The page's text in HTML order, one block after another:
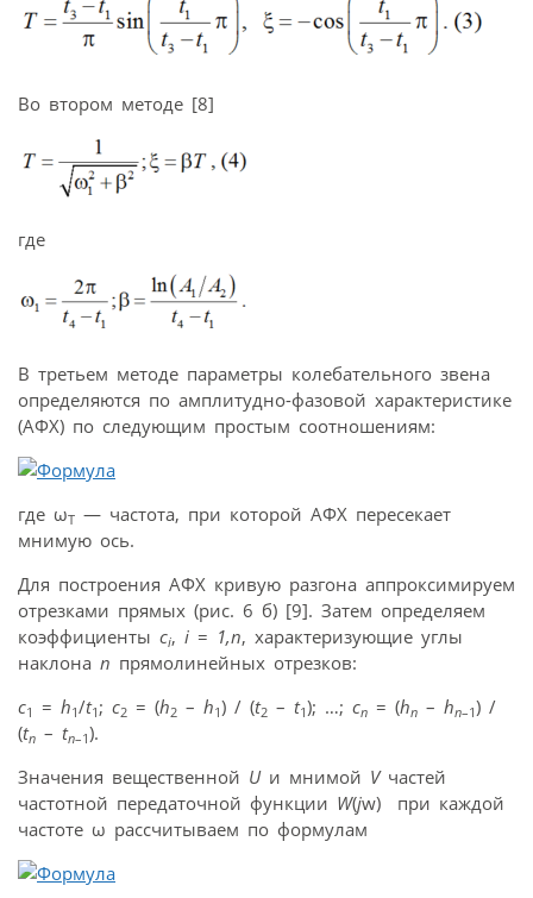
Во втором методе [8]
где
В третьем методе параметры колебательного звена
определяются по амплитудно-фазовой характеристике
(АФХ) по следующим простым соотношениям:
где ωТ — частота, при которой АФХ пересекает
мнимую ось.
Для построения АФХ кривую разгона аппроксимируем
отрезками прямых (рис. 6 б) [9]. Затем определяем
коэффициенты ci, i = 1,n, характеризующие углы
наклона n прямолинейных отрезков:
c1 = h1/t1 ; c2 = (h2 – h1) / (t2 – t1); …; cn = (hn – hn–1) /
(tn – tn–1).
Значения вещественной Uи мнимой Vчастей
частотной передаточной функции W(jw) при каждой
частоте ω рассчитываем по формулам